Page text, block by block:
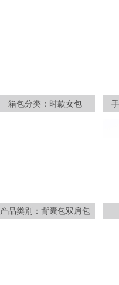
箱包分类：时款女包
产品类别：背囊包双肩包